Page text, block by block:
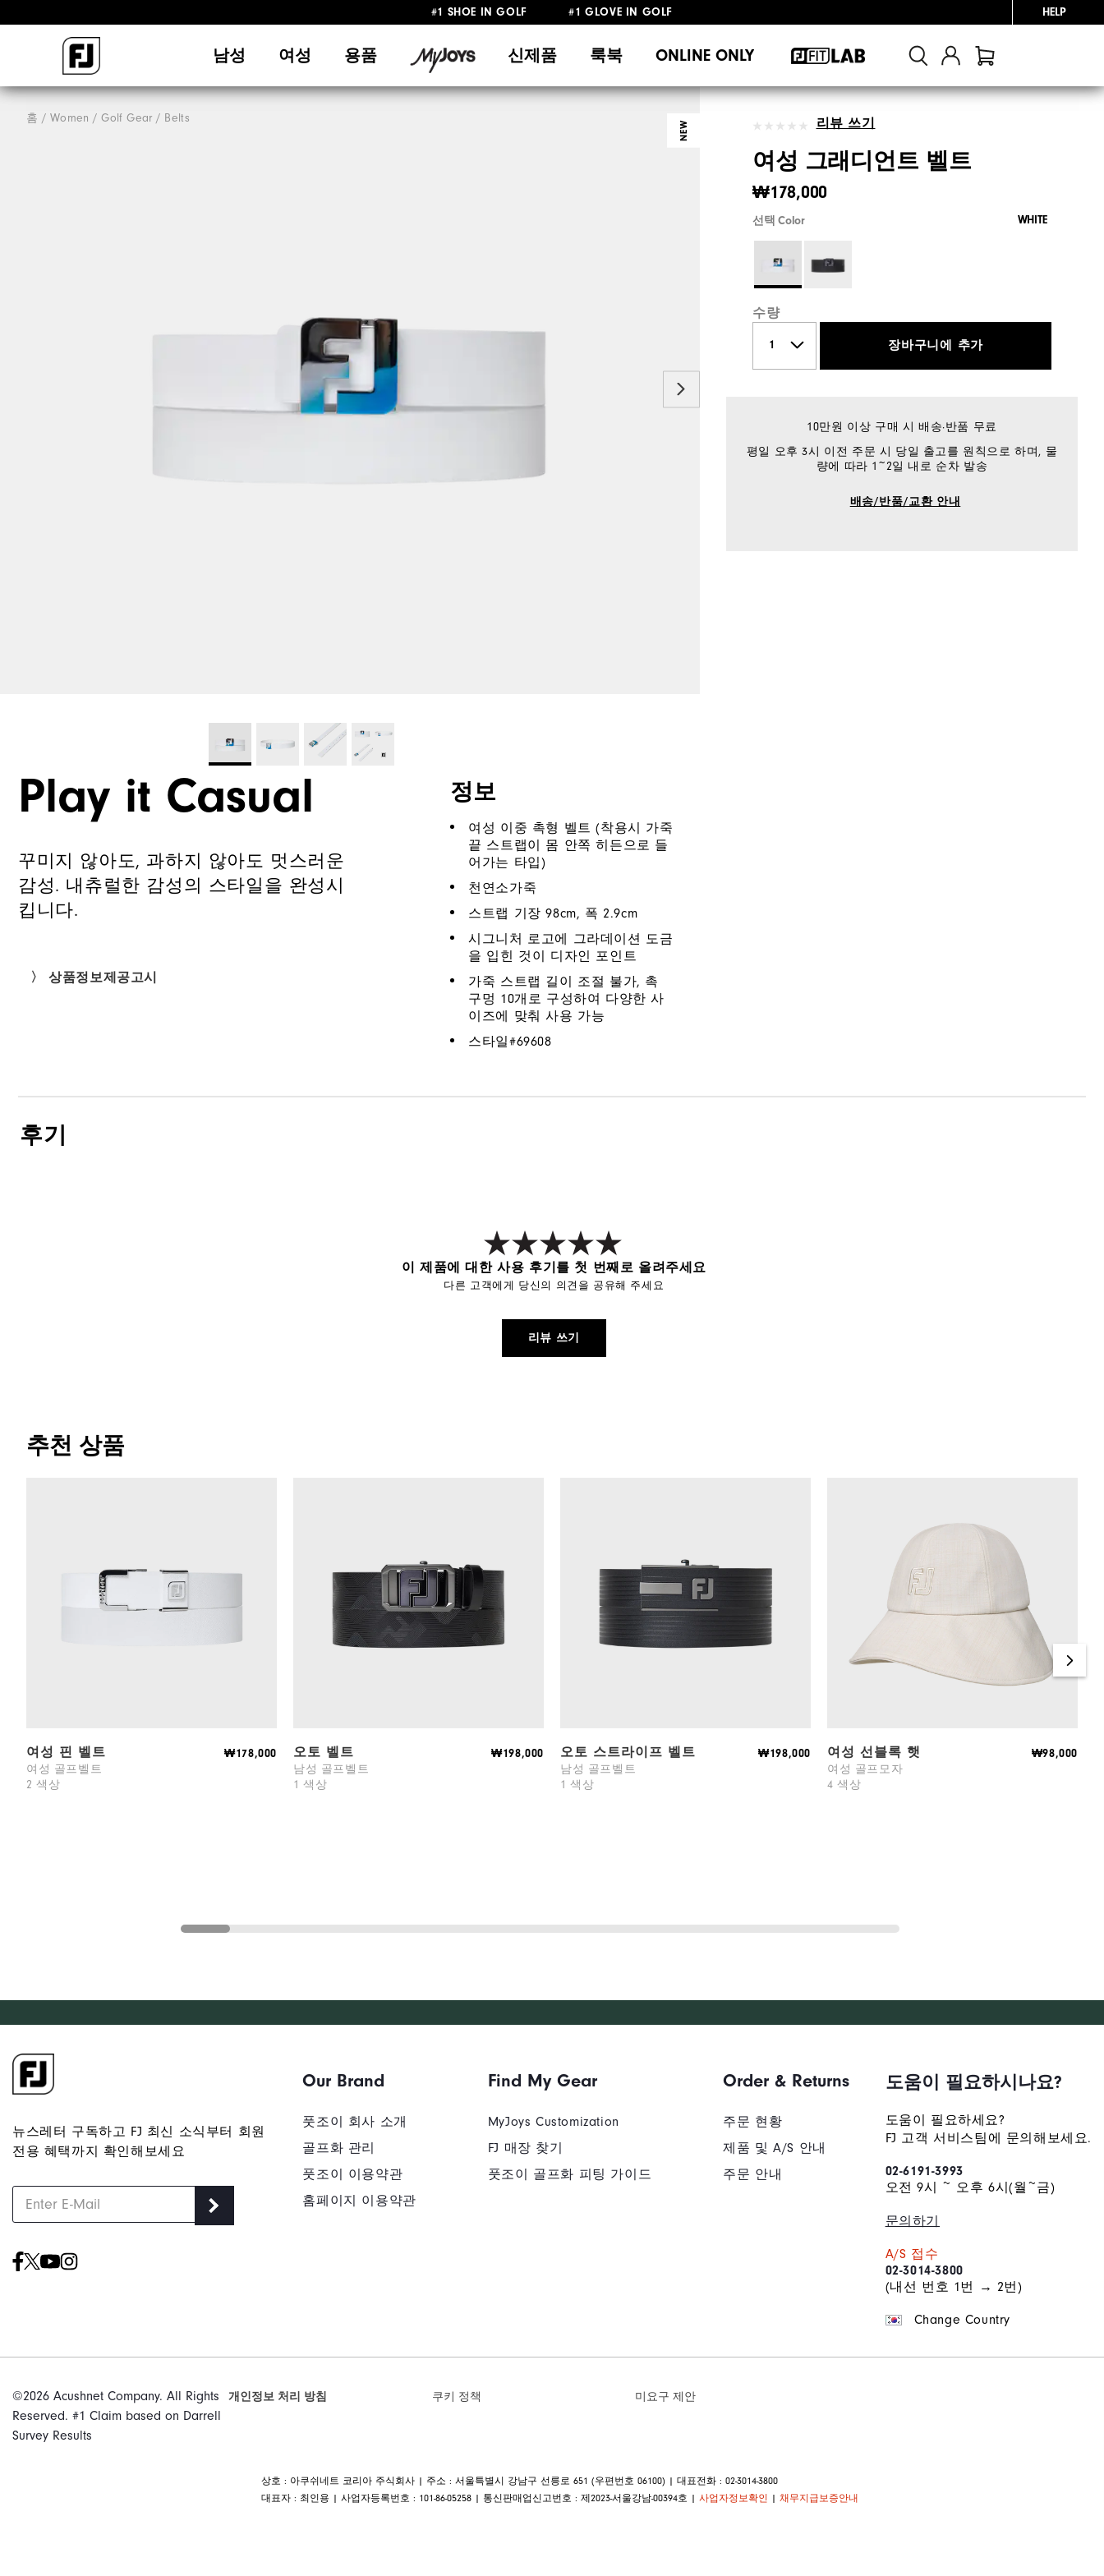
10만원 이상 구매 시 배송·반품 무료
HELP
남성 여성 용품 신제품 룩북 ONLINE ONLY
홈 Women Golf Gear Belts
NEW 리뷰 쓰기
여성 그래디언트 벨트
₩178,000
선택 Color WHITE
수량
장바구니에 추가
10만원 이상 구매 시 배송·반품 무료
평일 오후 3시 이전 주문 시 당일 출고를 원칙으로 하며, 물
량에 따라 1~2일 내로 순차 발송
배송/반품/교환 안내
Play it Casual
꾸미지 않아도, 과하지 않아도 멋스러운
감성. 내츄럴한 감성의 스타일을 완성시
킵니다.
〉 상품정보제공고시
정보
여성 이중 촉형 벨트 (착용시 가죽
끝 스트랩이 몸 안쪽 히든으로 들
어가는 타입)
천연소가죽
스트랩 기장 98cm, 폭 2.9cm
시그니처 로고에 그라데이션 도금
을 입힌 것이 디자인 포인트
가죽 스트랩 길이 조절 불가, 촉
구멍 10개로 구성하여 다양한 사
이즈에 맞춰 사용 가능
스타일#69608
후기
이 제품에 대한 사용 후기를 첫 번째로 올려주세요
다른 고객에게 당신의 의견을 공유해 주세요
리뷰 쓰기
추천 상품
여성 핀 벨트
여성 골프벨트
₩178,000
2 색상
오토 벨트
남성 골프벨트
₩198,000
1 색상
오토 스트라이프 벨트
남성 골프벨트
₩198,000
1 색상
여성 선블록 햇
여성 골프모자
₩98,000
4 색상
뉴스레터 구독하고 FJ 최신 소식부터 회원
전용 혜택까지 확인해보세요
Our Brand
풋조이 회사 소개
골프화 관리
풋조이 이용약관
홈페이지 이용약관
Find My Gear
MyJoys Customization
FJ 매장 찾기
풋조이 골프화 피팅 가이드
Order & Returns
주문 현황
제품 및 A/S 안내
주문 안내
도움이 필요하시나요?
도움이 필요하세요?
FJ 고객 서비스팀에 문의해보세요.
02-6191-3993
오전 9시 ~ 오후 6시(월~금)
문의하기
A/S 접수
02-3014-3800
(내선 번호 1번 → 2번)
Change Country
©2026 Acushnet Company. All Rights
Reserved. #1 Claim based on Darrell
Survey Results
개인정보 처리 방침 쿠키 정책 미요구 제안
상호 : 아쿠쉬네트 코리아 주식회사 | 주소 : 서울특별시 강남구 선릉로 651 (우편번호 06100) | 대표전화 : 02-3014-3800
대표자 : 최인용 | 사업자등록번호 : 101-86-05258 | 통신판매업신고번호 : 제2023-서울강남-00394호 | 사업자정보확인 채무지급보증안내